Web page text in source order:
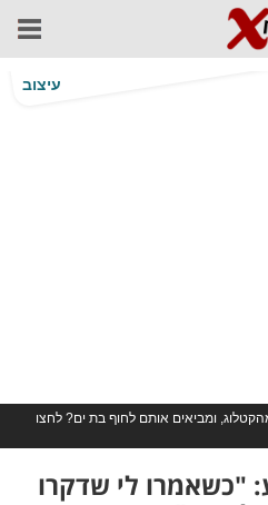
עיצוב
ומביאים אותם לחוף בת ים? לחצו
"כשאמרו לי שדקרו